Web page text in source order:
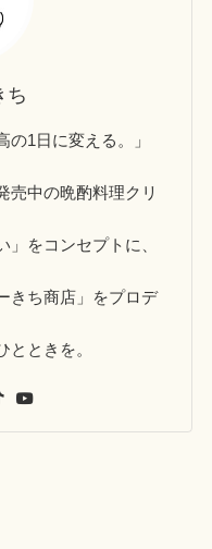
ち
の1日に変える。」
売中の晩酌料理クリ
」をコンセプトに、
きち商店」をプロデ
ときを。